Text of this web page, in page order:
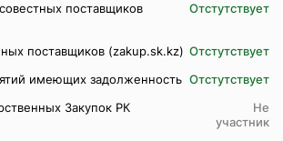
поставщиков
Отстутствует
поставщиков (zakup.sk.kz) Отстутствует
имеющих задолженность Отстутствует
Закупок РК
Не
участник